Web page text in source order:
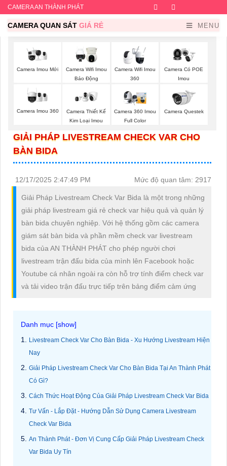
CAMERA AN THÀNH PHÁT Facebook
CAMERA QUAN SÁT GIÁ RẺ MENU
Camera Imou Mới
Camera Wifi Imou
Báo Động
Camera Wifi Imou
360
Camera Có POE
Imou
Camera Imou 360
Camera Thiết Kế
Kim Loại Imou
Camera 360 Imou
Full Color
Camera Questek
GIẢI PHÁP LIVESTREAM CHECK VAR CHO
BÀN BIDA
12/17/2025 2:47:49 PM Mức độ quan tâm: 2917
Giải Pháp Livestream Check Var Bida là một trong những
giải pháp livestream giá rẻ check var hiệu quả và quản lý
bàn bida chuyên nghiệp. Với hệ thống gồm các camera
giám sát bàn bida và phần mềm check var livestream
bida của AN THÀNH PHÁT cho phép người chơi
livestream trận đấu bida của mình lên Facebook hoặc
Youtube cá nhân ngoài ra còn hỗ trợ tính điểm check var
và tải video trận đấu trực tiếp trên bảng điểm cảm ứng
Livestream Check Var Cho Bàn Bida - Xu Hướng Livestream Hiện
Nay
Giải Pháp Livestream Check Var Cho Bàn Bida Tại An Thành Phát
Có Gì?
Cách Thức Hoạt Động Của Giải Pháp Livestream Check Var Bida
Tư Vấn - Lắp Đặt - Hướng Dẫn Sử Dụng Camera Livestream
Check Var Bida
An Thành Phát - Đơn Vị Cung Cấp Giải Pháp Livestream Check
Var Bida Uy Tín